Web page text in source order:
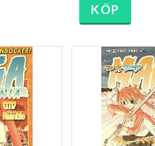
KÖP